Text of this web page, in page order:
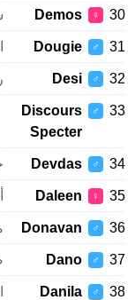
♀
Demos
♂
Dougie
♂
Desi رغبة
♂
Discours
Specter
♂
Devdas
♀
Daleen
♂
Donavan
♂
Dano
♂
Danila